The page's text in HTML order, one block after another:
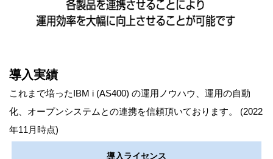
導入実績
これまで培ったIBM i (AS400) の運用ノウハウ、運用の自動
化、オープンシステムとの連携を信頼頂いております。 (2022
年11月時点)
導入ライセンス